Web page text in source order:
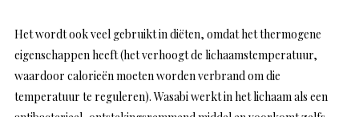
Het wordt ook veel gebruikt in diëten, omdat het thermogene
eigenschappen heeft (het verhoogt de lichaamstemperatuur,
waardoor calorieën moeten worden verbrand om die
temperatuur te reguleren). Wasabi werkt in het lichaam als een